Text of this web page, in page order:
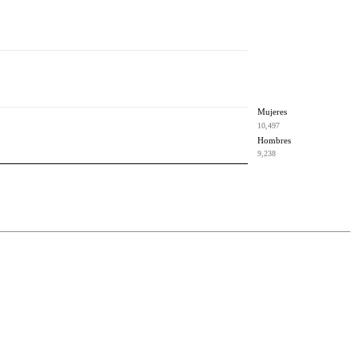
Mujeres
10,497
Hombres
9,238